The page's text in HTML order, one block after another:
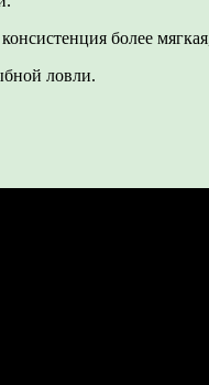
более
ловли.